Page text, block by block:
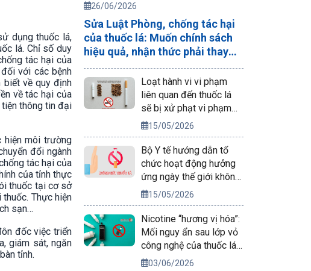
dụng thuốc lá,
lá. Chỉ số duy
tác hại của
với các bệnh
biết về quy định
về tác hại của
thông tin đại
hiện môi trường
đổi ngành
tác hại của
của tỉnh thực
thuốc tại cơ sở
Thực hiện
sạn…
đốc việc triển
giám sát, ngăn
tỉnh.
26/06/2026
Sửa Luật Phòng, chống tác hại
của thuốc lá: Muốn chính sách
hiệu quả, nhận thức phải thay
đổi trước
Loạt hành vi vi phạm
liên quan đến thuốc lá
sẽ bị xử phạt vi phạm
hành chính
15/05/2026
Bộ Y tế hướng dẫn tổ
chức hoạt động hưởng
ứng ngày thế giới không
thuốc lá 31/5/2026
15/05/2026
Nicotine “hương vị hóa”:
Mối nguy ẩn sau lớp vỏ
công nghệ của thuốc lá
điện tử
03/06/2026